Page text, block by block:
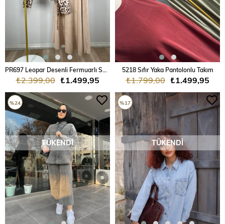
PR697 Leopar Desenli Fermuarlı Süet Takım
₺1.499,95
₺2.399,00
5218 Sıfır Yaka Pantolonlu Takım
₺1.499,95
₺1.799,00
TÜKENDI
%24
TÜKENDI
%17